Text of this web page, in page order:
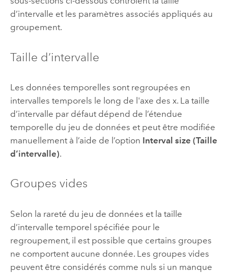
d’intervalle et les paramètres associés appliqués au
groupement.
Taille d’intervalle
Les données temporelles sont regroupées en
intervalles temporels le long de l'axe des x. La taille
d’intervalle par défaut dépend de l’étendue
temporelle du jeu de données et peut être modifiée
manuellement à l’aide de l’option Interval size (Taille
d’intervalle).
Groupes vides
Selon la rareté du jeu de données et la taille
d’intervalle temporel spécifiée pour le
regroupement, il est possible que certains groupes
ne comportent aucune donnée. Les groupes vides
peuvent être considérés comme nuls si un manque